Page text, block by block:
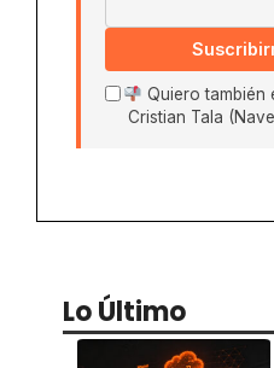
Quiero también
Cristian Tala
Lo Último